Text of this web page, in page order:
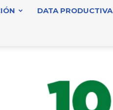
DATA PRODUCTIVA